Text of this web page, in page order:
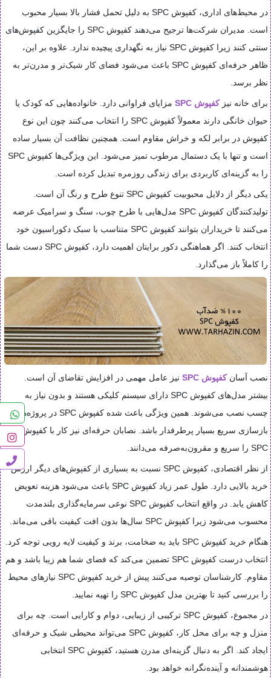
در محیط‌های اداری، کفپوش SPC به دلیل تحمل فشار بالا بسیار محبوب
است. مدیران شرکت‌ها ترجیح می‌دهند کفپوش SPC را جایگزین کفپوش‌های
سنتی کنند زیرا کفپوش SPC نیاز به نگهداری پیچیده ندارد. علاوه بر این،
ظاهر حرفه‌ای کفپوش SPC باعث می‌شود فضای کار شیک‌تر و مدرن‌تر به
نظر برسد.
برای خانه نیزکفپوش SPC
مزایای فراوانی دارد. خانواده‌هایی که کودک یا
حیوان خانگی دارند معمولاً کفپوش SPC را انتخاب می‌کنند چون این نوع
کفپوش در برابر لکه و خراش مقاوم است. همچنین نظافت آن بسیار ساده
است و تنها با یک دستمال مرطوب تمیز می‌شود. این ویژگی‌ها کفپوش SPC
را به گزینه‌ای کاربردی برای زندگی روزمره تبدیل کرده است.
یکی دیگر از دلایل محبوبیت کفپوش SPC تنوع طرح و رنگ آن است.
تولیدکنندگان کفپوش SPC مدل‌هایی با طرح چوب، سنگ و سرامیک عرضه
می‌کنند تا خریداران بتوانند کفپوش SPC متناسب با سبک دکوراسیون خود
انتخاب کنند. اگر هماهنگی دکور برایتان اهمیت دارد، کفپوش SPC دست شما
را کاملاً باز می‌گذارد.
نصب آسانکفپوش SPC
نیز عامل مهمی در افزایش تقاضای آن است.
بیشتر مدل‌های کفپوش SPC دارای سیستم کلیکی هستند و بدون نیاز به
چسب نصب می‌شوند. همین ویژگی باعث شده کفپوش SPC در پروژه‌های
بازسازی سریع بسیار پرطرفدار باشد. نصابان حرفه‌ای نیز کار با کفپوش
SPC را سریع و مقرون‌به‌صرفه می‌دانند.
از نظر اقتصادی، کفپوش SPC نسبت به بسیاری از کفپوش‌های دیگر ارزش
خرید بالایی دارد. طول عمر زیاد کفپوش SPC باعث می‌شود هزینه تعویض
کاهش یابد. در واقع انتخاب کفپوش SPC نوعی سرمایه‌گذاری بلندمدت
محسوب می‌شود زیرا کفپوش SPC سال‌ها بدون افت کیفیت باقی می‌ماند.
هنگام خرید کفپوش SPC باید به ضخامت، برند و کیفیت لایه رویی توجه کرد.
انتخاب درست کفپوش SPC تضمین می‌کند که فضای شما هم زیبا باشد و هم
مقاوم. کارشناسان توصیه می‌کنند پیش از خرید کفپوش SPC نیازهای محیط
را بررسی کنید تا بهترین مدل کفپوش SPC را تهیه نمایید.
در مجموع، کفپوش SPC ترکیبی از زیبایی، دوام و کارایی است. چه برای
منزل و چه برای محل کار، کفپوش SPC می‌تواند محیطی شیک و حرفه‌ای
ایجاد کند. اگر به دنبال گزینه‌ای مدرن هستید، کفپوش SPC انتخابی
هوشمندانه و آینده‌نگرانه خواهد بود.